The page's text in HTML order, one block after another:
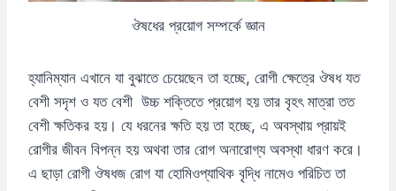
ঔষধের প্রয়োগ সম্পর্কে জ্ঞান
হ্যানিম্যান এখানে যা বুঝাতে চেয়েছেন তা হচ্ছে, রোগী ক্ষেত্রে ঔষধ যত
বেশী সদৃশ ও যত বেশী উচ্চ শক্তিতে প্রয়োগ হয় তার বৃহৎ মাত্রা তত
বেশী ক্ষতিকর হয়। যে ধরনের ক্ষতি হয় তা হচ্ছে, এ অবস্থায় প্রায়ই
রোগীর জীবন বিপন্ন হয় অথবা তার রোগ অনারোগ্য অবস্থা ধারণ করে।
এ ছাড়া রোগী ঔষধজ রোগ যা হোমিওপ্যাথিক বৃদ্ধি নামেও পরিচিত তা